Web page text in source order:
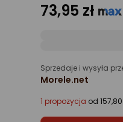
73,95 zł
Sprzedaje i wysyła
Morele.net
1 propozycja od 157,80